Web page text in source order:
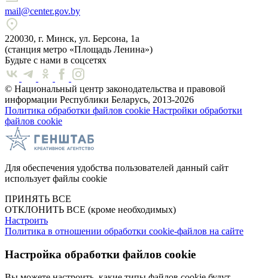
mail@center.gov.by
220030, г. Минск, ул. Берсона, 1а
(станция метро «Площадь Ленина»)
Будьте с нами в соцсетях
© Национальный центр законодательства и правовой
информации Республики Беларусь, 2013-2026
Политика обработки файлов cookie Настройки обработки
файлов cookie
Для обеспечения удобства пользователей данный сайт
использует файлы cookie
ПРИНЯТЬ ВСЕ
ОТКЛОНИТЬ ВСЕ (кроме необходимых)
Настроить
Политика в отношении обработки cookie-файлов на сайте
Настройка обработки файлов cookie